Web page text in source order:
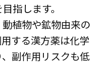
指します。
植物や鉱物由来の
する漢方薬は化学
副作用リスクも低